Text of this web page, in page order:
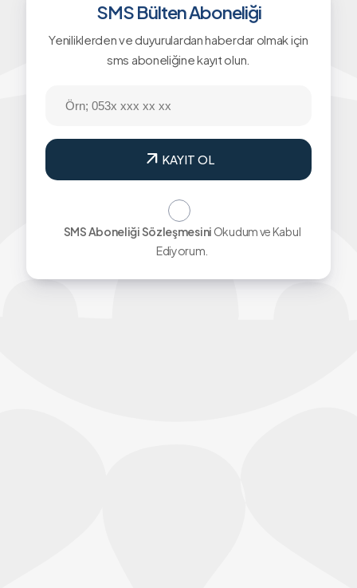
SMS Bülten Aboneliği
Yeniliklerden ve duyurulardan haberdar olmak için
sms aboneliğine kayıt olun.
arrow_outward KAYIT OL
SMS Aboneliği Sözleşmesini Okudum ve Kabul
Ediyorum.